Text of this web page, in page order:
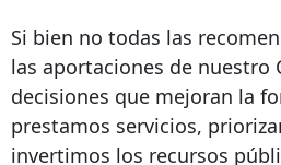
Si bien no todas las
las aportaciones de nuestro
decisiones que mejoran la
prestamos servicios,
invertimos los recursos